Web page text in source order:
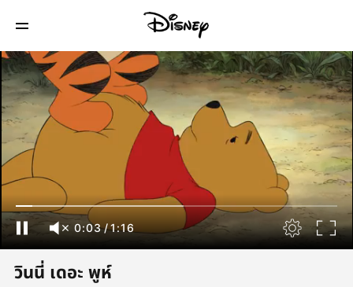
0:04/1:16
วินนี่ เดอะ พูห์